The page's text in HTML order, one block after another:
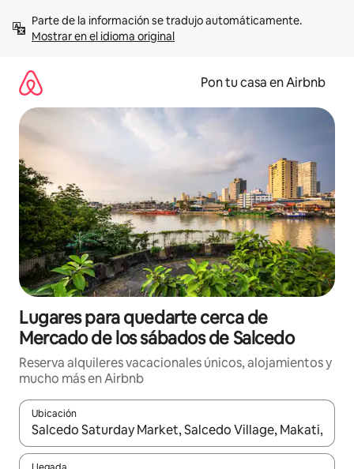
contenidoMostrar en el idioma original
Pon tu casa en Airbnb
Lugares para quedarte cerca de
Mercado de los sábados de Salcedo
Reserva alquileres vacacionales únicos, alojamientos y
mucho más en Airbnb
Ubicación
Cuando los resultados estén disponibles, navega con las